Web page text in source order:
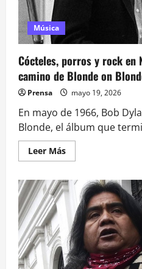
Música
Cócteles, porros y rock en
camino de Blonde on
Prensa mayo 19, 2026
En mayo de 1966, Bob
Blonde, el álbum que
Leer MásLeer
más
Cócteles,
porros
rock
en
Nashville:
Bob
Dylan
y
el